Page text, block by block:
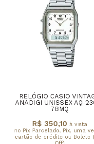
RELÓGIO CASIO
ANADIGI UNISSEX AQ-
7BMQ
R$ 350,10 à vista
no Pix Parcelado, Pix, uma
cartão de crédito ou Boleto